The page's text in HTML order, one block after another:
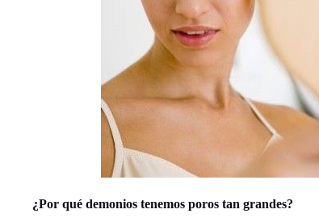
¿Por qué demonios tenemos poros tan grandes?